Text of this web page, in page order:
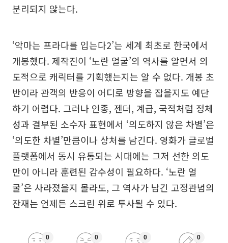
분리되지 않는다.
‘악마는 프라다를 입는다2’는 세계 최초로 한국에서
개봉했다. 제작진이 ‘노란 얼굴’의 역사를 알면서 의
도적으로 캐릭터를 기획했는지는 알 수 없다. 개봉 초
반이라 관객의 반응이 어디로 방향을 잡을지도 예단
하기 어렵다. 그러나 인종, 젠더, 계급, 국적처럼 정체
성과 결부된 소수자 표현에서 ‘의도하지 않은 차별’은
‘의도한 차별’만큼이나 상처를 남긴다. 영화가 글로벌
플랫폼에서 동시 유통되는 시대에는 그저 선한 의도
만이 아니라 훈련된 감수성이 필요하다. ‘노란 얼
굴’은 사라졌을지 몰라도, 그 역사가 남긴 고정관념의
잔재는 언제든 스크린 위로 투사될 수 있다.
0 0 0 0